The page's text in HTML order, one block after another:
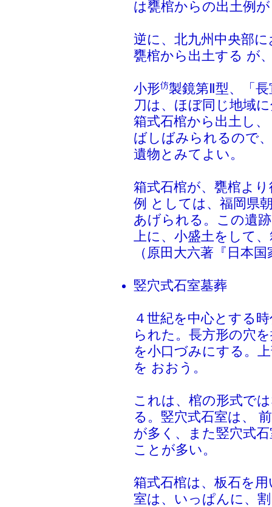
は甕棺からの出土例
逆に、北九州中央部
甕棺から出土する が
小形
製鏡第Ⅱ型、「
刀は、ほぼ同じ地域
箱式石棺から出土し
ばしばみられるので
遺物とみてよい。
箱式石棺が、甕棺よ
例 としては、福岡県
あげられる。この遺
上に、小盛土をして
（原田大六著『日本
竪穴式石室墓葬
４世紀を中心とする
られた。長方形の穴
を小口づみにする。
を おおう。
これは、棺の形式で
る。竪穴式石室は、
が多く、また竪穴式
ことが多い。
箱式石棺は、板石を
室は、いっぱんに、